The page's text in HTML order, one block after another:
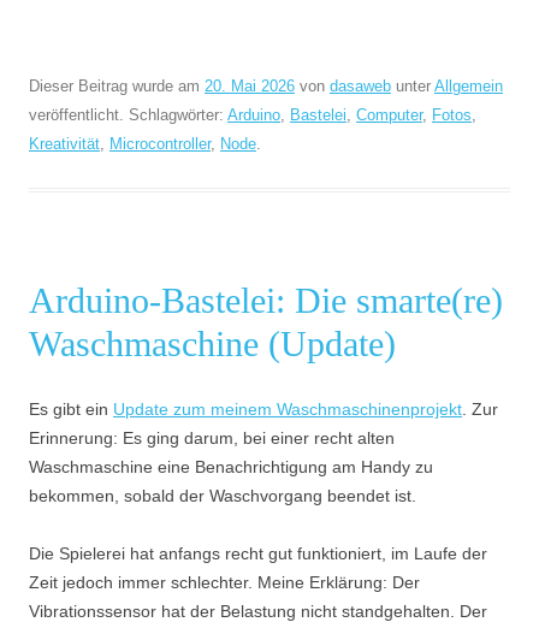
Dieser Beitrag wurde am 20. Mai 2026 von dasaweb unter Allgemein
veröffentlicht. Schlagwörter: Arduino Bastelei Computer, Fotos
Kreativität
Microcontroller, Node
Arduino-Bastelei: Die smarte(re)
Waschmaschine (Update)
Es gibt ein Update zum meinem Waschmaschinenprojekt . Zur
Erinnerung: Es ging darum, bei einer recht alten
Waschmaschine eine Benachrichtigung am Handy zu
bekommen, sobald der Waschvorgang beendet ist.
Die Spielerei hat anfangs recht gut funktioniert, im Laufe der
Zeit jedoch immer schlechter. Meine Erklärung: Der
Vibrationssensor hat der Belastung nicht standgehalten. Der